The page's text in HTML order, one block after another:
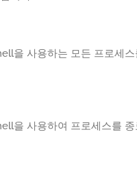
을 사용하는 모든 프로세스
을 사용하여 프로세스를 종